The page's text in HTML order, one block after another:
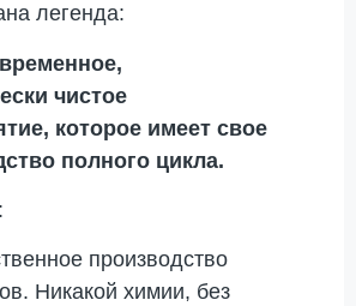
легенда:
чистое
которое имеет свое
полного цикла.
производство
Никакой химии, без